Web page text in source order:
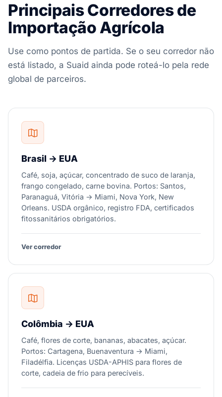
Principais Corredores de
Importação Agrícola
Use como pontos de partida. Se o seu corredor não
está listado, a Suaid ainda pode roteá-lo pela rede
global de parceiros.
Brasil → EUA
Café, soja, açúcar, concentrado de suco de laranja,
frango congelado, carne bovina. Portos: Santos,
Paranaguá, Vitória → Miami, Nova York, New
Orleans. USDA orgânico, registro FDA, certificados
fitossanitários obrigatórios.
Ver corredor
Colômbia → EUA
Café, flores de corte, bananas, abacates, açúcar.
Portos: Cartagena, Buenaventura → Miami,
Filadélfia. Licenças USDA-APHIS para flores de
corte, cadeia de frio para perecíveis.